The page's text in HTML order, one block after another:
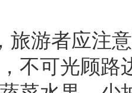
旅游者应注
不可光顾路